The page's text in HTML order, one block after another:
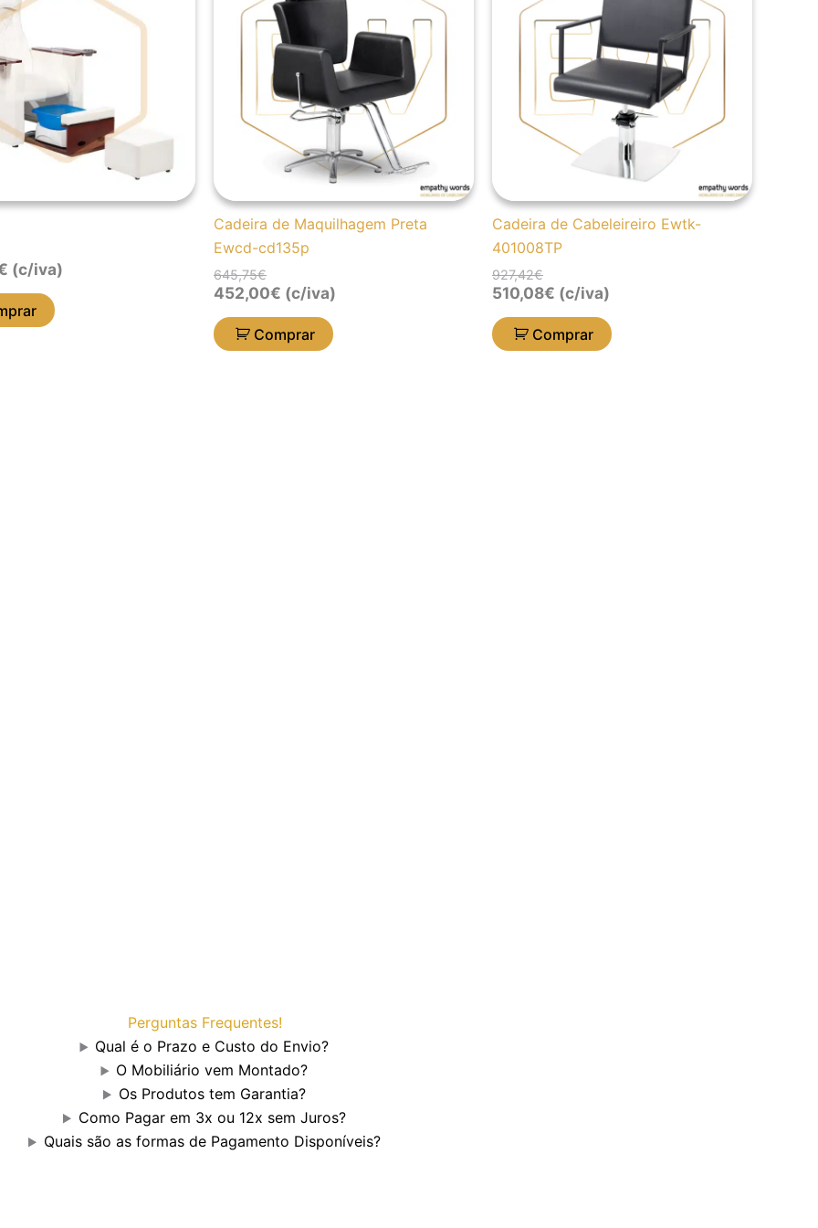
(c/iva)
Cadeira de Maquilhagem Preta
Ewcd-cd135p
645,75€
645,75€.
452,00€.
452,00€ (c/iva)
Comprar
Cadeira de Cabeleireiro Ewtk-
401008TP
927,42€
927,42€.
510,08€.
510,08€ (c/iva)
Comprar
Perguntas Frequentes!
Qual é o Prazo e Custo do Envio?
O Mobiliário vem Montado?
Os Produtos tem Garantia?
Como Pagar em 3x ou 12x sem Juros?
Quais são as formas de Pagamento Disponíveis?